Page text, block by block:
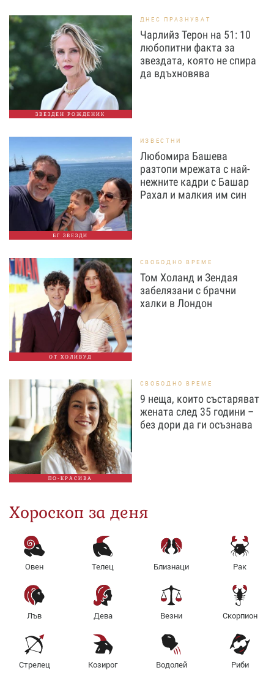
ЗВЕЗДЕН РОЖДЕНИК
ДНЕС ПРАЗНУВАТ
Чарлийз Терон на 51: 10
любопитни факта за
звездата, която не спира
да вдъхновява
БГ ЗВЕЗДИ
ИЗВЕСТНИ
Любомира Башева
разтопи мрежата с най-
нежните кадри с Башар
Рахал и малкия им син
ОТ ХОЛИВУД
СВОБОДНО ВРЕМЕ
Том Холанд и Зендая
забелязани с брачни
халки в Лондон
ПО-КРАСИВА
СВОБОДНО ВРЕМЕ
9 неща, които състаряват
жената след 35 години –
без дори да ги осъзнава
Хороскоп за деня
Овен Телец Близнаци Рак
Лъв Дева Везни Скорпион
Стрелец Козирог Водолей Риби